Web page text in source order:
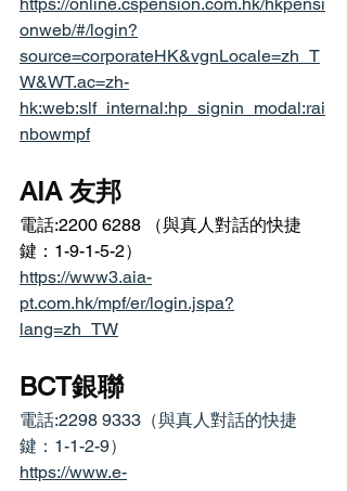
onweb/#/login?
source=corporateHK&vgnLocale=zh_T
W&WT.ac=zh-
hk:web:slf_internal:hp_signin_modal:rai
nbowmpf
AIA 友邦
電話:2200 6288 （與真人對話的快捷
鍵：1-9-1-5-2）
https://www3.aia-
pt.com.hk/mpf/er/login.jspa?
lang=zh_TW
BCT銀聯
電話:2298 9333（與真人對話的快捷
鍵：1-1-2-9）
https://www.e-